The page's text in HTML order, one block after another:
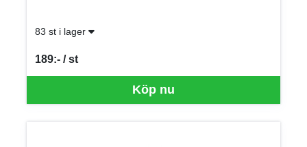
83 st i lager
Köp nu
189:- / st
SEK per ST